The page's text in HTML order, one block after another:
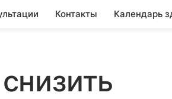
Контакты Календарь